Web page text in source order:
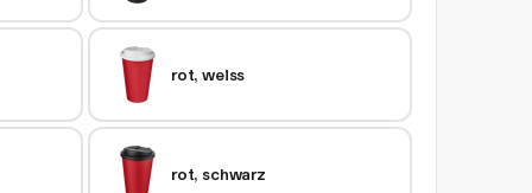
rot, weiss
rot, schwarz